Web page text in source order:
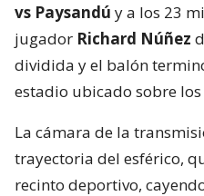
vs Paysandú y a los 23
jugador Richard Núñez
dividida y el balón
estadio ubicado sobre
La cámara de la
trayectoria del esférico,
recinto deportivo,